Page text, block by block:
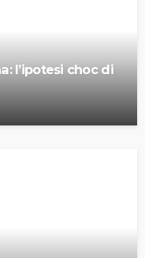
l’ipotesi choc di